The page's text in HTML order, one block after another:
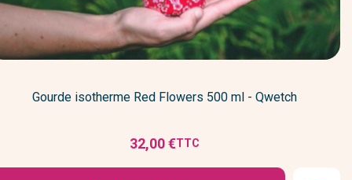
Gourde isotherme Red Flowers 500 ml - Qwetch
Prix
32,00 €TTC